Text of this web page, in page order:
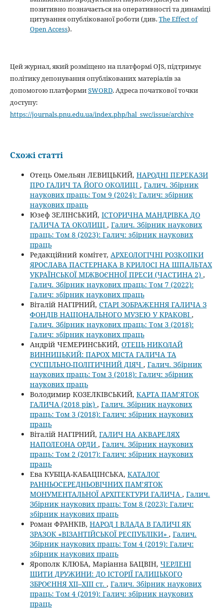
позитивно позначається на оперативності та динаміці
цитування опублікованої роботи (див.The Effect of
Open Access).
Цей журнал, який розміщено на платформі OJS, підтримує
політику депонування опублікованих матеріалів за
допомогою платформиSWORD. Адреса початкової точки
доступу:
https://journals.pnu.edu.ua/index.php/hal_swc/issue/archive
Схожі статті
Отець Омельян ЛЕВИЦЬКИЙ, НАРОДНІ ПЕРЕКАЗИ
ПРО ГАЛИЧ ТА ЙОГО ОКОЛИЦІ , Галич. Збірник
наукових праць: Том 9 (2024): Галич: збірник
наукових праць
Юзеф ЗЕЛІНСЬКИЙ, ІСТОРИЧНА МАНДРІВКА ДО
ГАЛИЧА ТА ОКОЛИЦІ , Галич. Збірник наукових
праць: Том 8 (2023): Галич: збірник наукових
праць
Редакційний комітет, АРХЕОЛОГІЧНІ РОЗКОПКИ
ЯРОСЛАВА ПАСТЕРНАКА В КРИЛОСІ НА ШПАЛЬТАХ
УКРАЇНСЬКОЇ МІЖВОЄННОЇ ПРЕСИ (ЧАСТИНА 2) ,
Галич. Збірник наукових праць: Том 7 (2022):
Галич: збірник наукових праць
Віталій НАГІРНИЙ, СТАРІ ЗОБРАЖЕННЯ ГАЛИЧА З
ФОНДІВ НАЦІОНАЛЬНОГО МУЗЕЮ У КРАКОВІ ,
Галич. Збірник наукових праць: Том 3 (2018):
Галич: збірник наукових праць
Андрій ЧЕМЕРИНСЬКИЙ, ОТЕЦЬ НИКОЛАЙ
ВИННИЦЬКИЙ: ПАРОХ МІСТА ГАЛИЧА ТА
СУСПІЛЬНО-ПОЛІТИЧНИЙ ДІЯЧ , Галич. Збірник
наукових праць: Том 3 (2018): Галич: збірник
наукових праць
Володимир КОЗЕЛКІВСЬКИЙ, КАРТА ПАМ’ЯТОК
ГАЛИЧА (2018 рік) , Галич. Збірник наукових
праць: Том 3 (2018): Галич: збірник наукових
праць
Віталій НАГІРНИЙ, ГАЛИЧ НА АКВАРЕЛЯХ
НАПОЛЕОНА ОРДИ , Галич. Збірник наукових
праць: Том 2 (2017): Галич: збірник наукових
праць
Ева КУБІЦА-КАБАЦІНСЬКА, КАТАЛОГ
РАННЬОСЕРЕДНЬОВІЧНИХ ПАМ’ЯТОК
МОНУМЕНТАЛЬНОЇ АРХІТЕКТУРИ ГАЛИЧА , Галич.
Збірник наукових праць: Том 8 (2023): Галич:
збірник наукових праць
Роман ФРАНКІВ, НАРОД І ВЛАДА В ГАЛИЧІ ЯК
ЗРАЗОК «ВІЗАНТІЙСЬКОЇ РЕСПУБЛІКИ» , Галич.
Збірник наукових праць: Том 4 (2019): Галич:
збірник наукових праць
Ярополк КЛЮБА, Маріанна БАЦВІН, ЧЕРЛЕНІ
ЩИТИ ДРУЖИНИ: ДО ІСТОРІЇ ГАЛИЦЬКОГО
ЗБРОЄННЯ ХІІ–ХІІІ ст. , Галич. Збірник наукових
праць: Том 4 (2019): Галич: збірник наукових
праць